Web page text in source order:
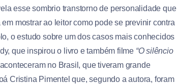
esse sombrio transtorno de personalidade que
mostrar ao leitor como pode se previnir contra
o estudo sobre um dos casos mais conhecidos
que inspirou o livro e também filme “O silêncio
no Brasil, que tiveram grande
Cristina Pimentel que, segundo a autora, foram